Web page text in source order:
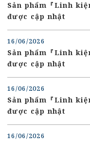
Sản phẩm『Linh
được cập nhật
16/06/2026
Sản phẩm『Linh
được cập nhật
16/06/2026
Sản phẩm『Linh
được cập nhật
16/06/2026